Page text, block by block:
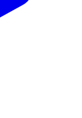
लापता, परिजनों ने